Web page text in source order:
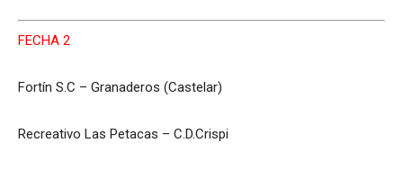
FECHA 2
Fortín S.C – Granaderos (Castelar)
Recreativo Las Petacas – C.D.Crispi